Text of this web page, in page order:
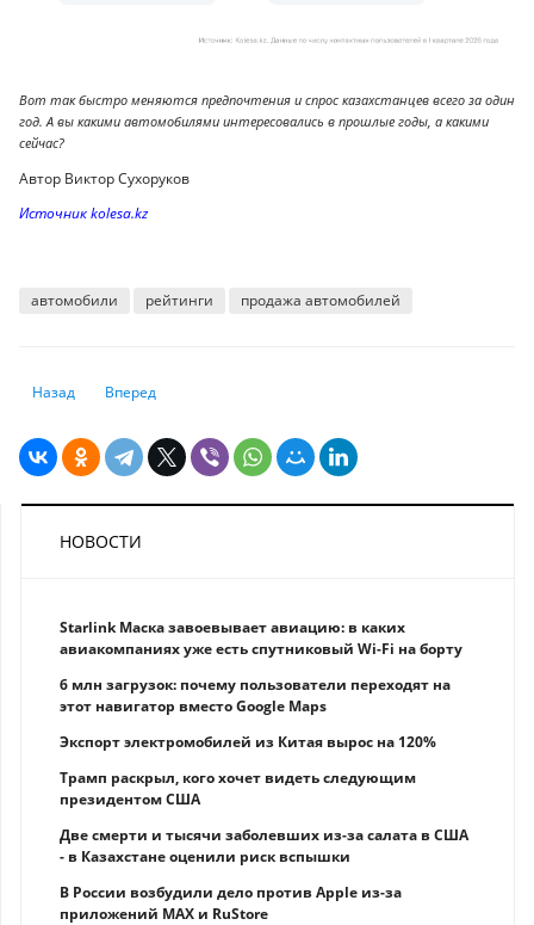
Вот так быстро меняются предпочтения и спрос казахстанцев всего за один
год. А вы какими автомобилями интересовались в прошлые годы, а какими
сейчас?
Автор Виктор Сухоруков
Источник kolesa.kz
автомобили рейтинги продажа автомобилей
Предыдущий: Самозанятые или ИП. Какой статус лучше выбрать для
Назад Следующий: Пожилые граждане в зоне риска: как
Вперед
НОВОСТИ
Starlink Маска завоевывает авиацию: в каких
авиакомпаниях уже есть спутниковый Wi-Fi на борту
6 млн загрузок: почему пользователи переходят на
этот навигатор вместо Google Maps
Экспорт электромобилей из Китая вырос на 120%
Трамп раскрыл, кого хочет видеть следующим
президентом США
Две смерти и тысячи заболевших из-за салата в США
- в Казахстане оценили риск вспышки
В России возбудили дело против Apple из-за
приложений MAX и RuStore